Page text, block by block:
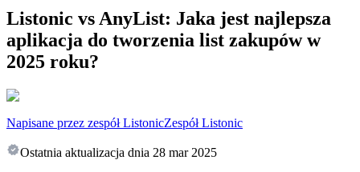
Listonic vs AnyList: Jaka jest najlepsza
aplikacja do tworzenia list zakupów w
2025 roku?
Napisane przez zespół ListonicZespół Listonic
Ostatnia aktualizacja dnia 28 mar 2025